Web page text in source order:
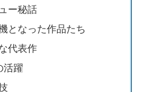
ー秘話
となった作品たち
代表作
活躍